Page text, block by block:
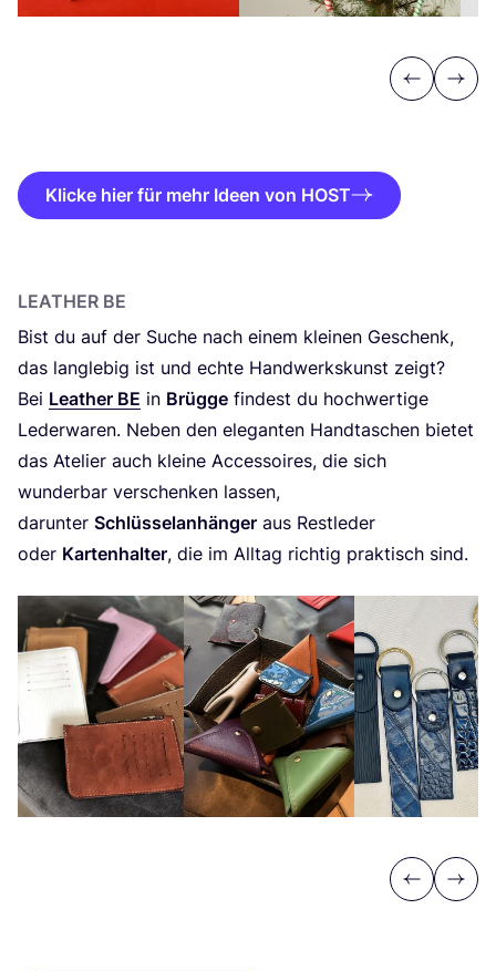
Previous
Next
Klicke hier für mehr Ideen von HOST
LEA­THER BE
Bist du auf der Suche nach einem klei­nen Geschenk,
das lang­le­big ist und ech­te Hand­werks­kunst zeigt?
Bei Lea­ther BE in Brüg­ge fin­dest du hoch­wer­ti­ge
Leder­wa­ren. Neben den ele­gan­ten Hand­ta­schen bie­tet
das Ate­lier auch klei­ne Acces­soires, die sich
wun­der­bar ver­schen­ken las­sen,
dar­un­ter Schlüs­sel­an­hän­ger aus Rest­le­der
oder Kar­ten­hal­ter, die im All­tag rich­tig prak­tisch sind.
Previous
Next